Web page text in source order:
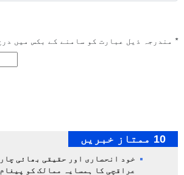
* مندرجہ ذیل عبارت کو سامنے کے بکس میں
10 ممتاز خبریں
خود انحصاری اور حقیقی بھائی
عراقچی کا ہمسایہ ممالک کو پیغام